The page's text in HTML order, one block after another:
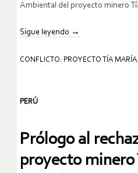
Ambiental del proyecto minero
Sigue leyendo →
CONFLICTO: PROYECTO TÍA MARÍA,
PERÚ
Prólogo al
proyecto minero